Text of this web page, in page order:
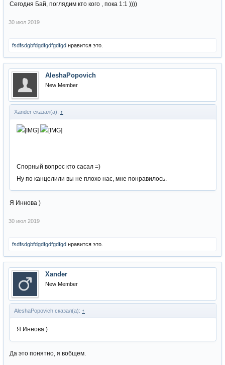
Сегодня Бай, поглядим кто кого , пока 1:1 ))))
30 июл 2019
fsdfsdgbfdgdfgdfgdfgd нравится это.
AleshaPopovich
New Member
Xander сказал(а): ↑
Спорный вопрос кто сасал =)
Ну по канцелили вы не плохо нас, мне понравилось.
Я Иннова )
30 июл 2019
fsdfsdgbfdgdfgdfgdfgd нравится это.
Xander
New Member
AleshaPopovich сказал(а): ↑
Я Иннова )
Да это понятно, я вобщем.